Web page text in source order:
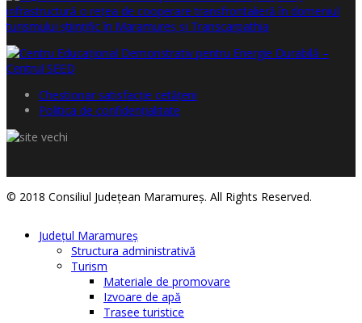
Chestionar satisfacţie cetăţeni
Politica de confidențialitate
© 2018 Consiliul Judeţean Maramureş. All Rights Reserved.
Judeţul Maramureş
Structura administrativă
Turism
Materiale de promovare
Izvoare de apă
Trasee turistice